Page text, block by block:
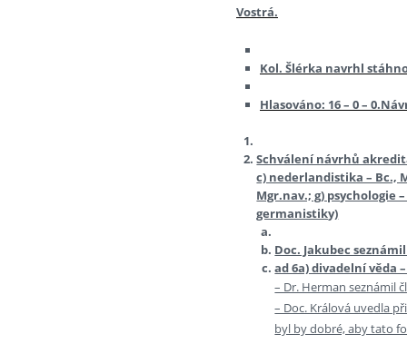
Vostrá.
Kol. Šlérka navrhl
Hlasováno: 16 – 0 –
Schválení návrhů
c) nederlandistika – Bc.,
Mgr.nav.; g)
germanistiky)
Doc. Jakubec
ad 6a) divadelní věda
– Dr. Herman seznámil
– Doc. Králová uvedla
byl by dobré, aby tato